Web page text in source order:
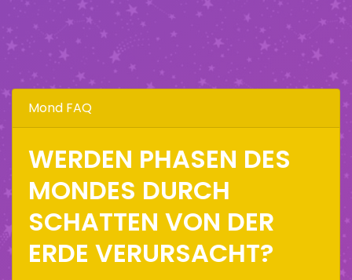
Mond FAQ
WERDEN PHASEN DES
MONDES DURCH
SCHATTEN VON DER
ERDE VERURSACHT?